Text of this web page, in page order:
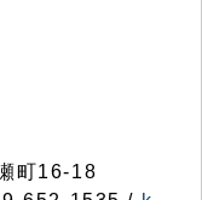
町16-18